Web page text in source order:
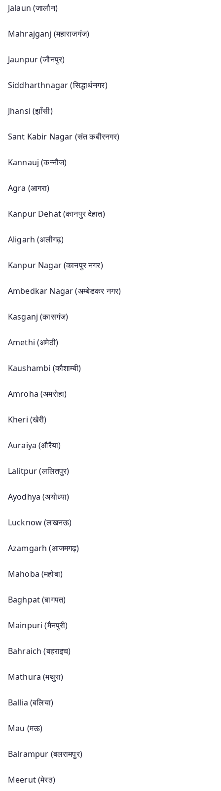
Jalaun (जालौन)
Mahrajganj (महाराजगंज)
Jaunpur (जौनपुर)
Siddharthnagar (सिद्धार्थनगर)
Jhansi (झाँसी)
Sant Kabir Nagar (संत कबीरनगर)
Kannauj (कन्नौज)
Agra (आगरा)
Kanpur Dehat (कानपुर देहात)
Aligarh (अलीगढ़)
Kanpur Nagar (कानपुर नगर)
Ambedkar Nagar (अम्बेडकर नगर)
Kasganj (कासगंज)
Amethi (अमेठी)
Kaushambi (कौशाम्बी)
Amroha (अमरोहा)
Kheri (खेरी)
Auraiya (औरैया)
Lalitpur (ललितपुर)
Ayodhya (अयोध्या)
Lucknow (लखनऊ)
Azamgarh (आजमगढ़)
Mahoba (महोबा)
Baghpat (बागपत)
Mainpuri (मैनपुरी)
Bahraich (बहराइच)
Mathura (मथुरा)
Ballia (बलिया)
Mau (मऊ)
Balrampur (बलरामपुर)
Meerut (मेरठ)